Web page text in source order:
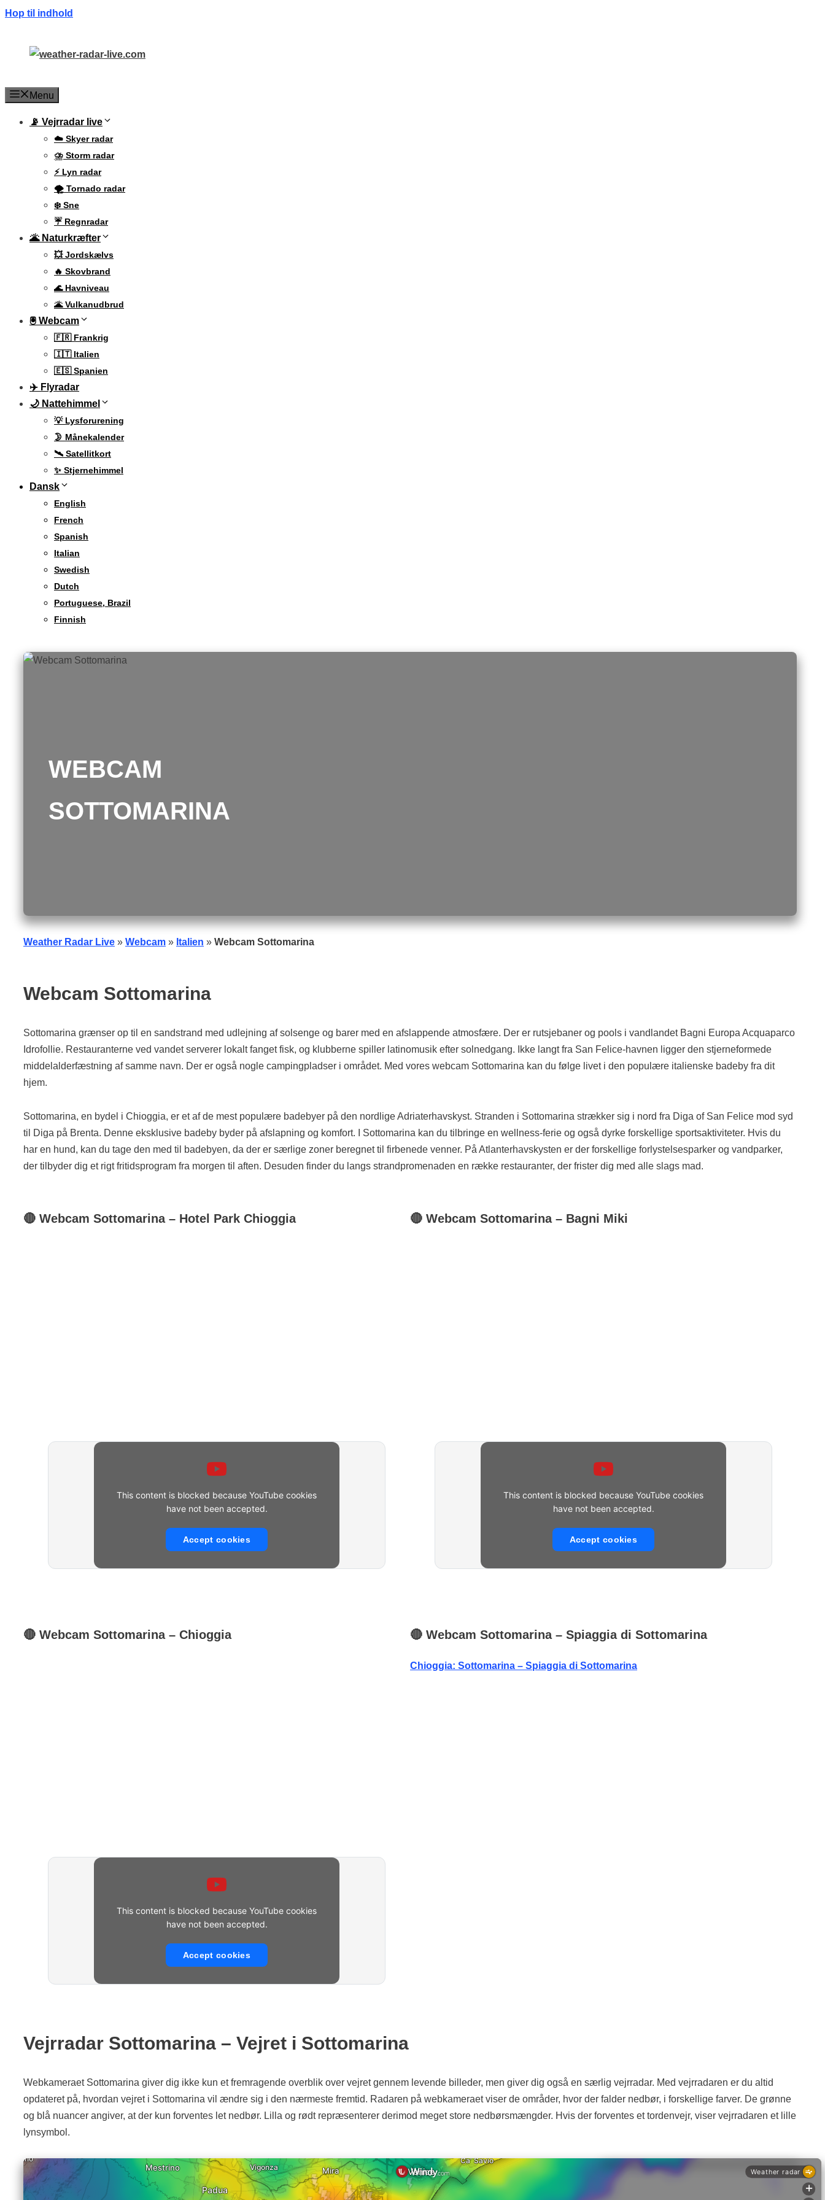
Hop til indhold
Menu
📡 Vejrradar live
☁️ Skyer radar
⛈️ Storm radar
⚡ Lyn radar
🌪️ Tornado radar
❄️ Sne
☔ Regnradar
🌋 Naturkræfter
💥 Jordskælvs
🔥 Skovbrand
🌊 Havniveau
🌋 Vulkanudbrud
🖲 Webcam
🇫🇷 Frankrig
🇮🇹 Italien
🇪🇸 Spanien
✈️ Flyradar
🌙 Nattehimmel
💡 Lysforurening
🌛 Månekalender
🛰️ Satellitkort
✨ Stjernehimmel
Dansk
English
French
Spanish
Italian
Swedish
Dutch
Portuguese, Brazil
Finnish
WEBCAM
SOTTOMARINA
Weather Radar Live » Webcam » Italien » Webcam Sottomarina
Webcam Sottomarina
Sottomarina grænser op til en sandstrand med udlejning af solsenge og barer med en afslappende atmosfære. Der er rutsjebaner og pools i vandlandet Bagni Europa Acquaparco
Idrofollie. Restauranterne ved vandet serverer lokalt fanget fisk, og klubberne spiller latinomusik efter solnedgang. Ikke langt fra San Felice-havnen ligger den stjerneformede
middelalderfæstning af samme navn. Der er også nogle campingpladser i området. Med vores webcam Sottomarina kan du følge livet i den populære italienske badeby fra dit
hjem.
Sottomarina, en bydel i Chioggia, er et af de mest populære badebyer på den nordlige Adriaterhavskyst. Stranden i Sottomarina strækker sig i nord fra Diga of San Felice mod syd
til Diga på Brenta. Denne eksklusive badeby byder på afslapning og komfort. I Sottomarina kan du tilbringe en wellness-ferie og også dyrke forskellige sportsaktiviteter. Hvis du
har en hund, kan du tage den med til badebyen, da der er særlige zoner beregnet til firbenede venner. På Atlanterhavskysten er der forskellige forlystelsesparker og vandparker,
der tilbyder dig et rigt fritidsprogram fra morgen til aften. Desuden finder du langs strandpromenaden en række restauranter, der frister dig med alle slags mad.
🔴 Webcam Sottomarina– Hotel Park Chioggia
This content is blocked because YouTube cookies
have not been accepted.
Accept cookies
🔴 Webcam Sottomarina– Bagni Miki
This content is blocked because YouTube cookies
have not been accepted.
Accept cookies
🔴 Webcam Sottomarina– Chioggia
This content is blocked because YouTube cookies
have not been accepted.
Accept cookies
🔴 Webcam Sottomarina– Spiaggia di Sottomarina
Chioggia: Sottomarina – Spiaggia di Sottomarina
Vejrradar Sottomarina – Vejret i Sottomarina
Webkameraet Sottomarina giver dig ikke kun et fremragende overblik over vejret gennem levende billeder, men giver dig også en særlig vejrradar. Med vejrradaren er du altid
opdateret på, hvordan vejret i Sottomarina vil ændre sig i den nærmeste fremtid. Radaren på webkameraet viser de områder, hvor der falder nedbør, i forskellige farver. De grønne
og blå nuancer angiver, at der kun forventes let nedbør. Lilla og rødt repræsenterer derimod meget store nedbørsmængder. Hvis der forventes et tordenvejr, viser vejrradaren et lille
lynsymbol.